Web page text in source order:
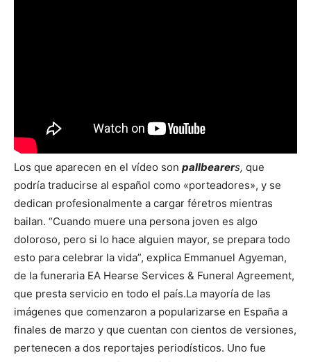
Los que aparecen en el vídeo son pallbearers, que
podría traducirse al español como «porteadores», y se
dedican profesionalmente a cargar féretros mientras
bailan. “Cuando muere una persona joven es algo
doloroso, pero si lo hace alguien mayor, se prepara todo
esto para celebrar la vida”, explica Emmanuel Agyeman,
de la funeraria EA Hearse Services & Funeral Agreement,
que presta servicio en todo el país.La mayoría de las
imágenes que comenzaron a popularizarse en España a
finales de marzo y que cuentan con cientos de versiones,
pertenecen a dos reportajes periodísticos. Uno fue